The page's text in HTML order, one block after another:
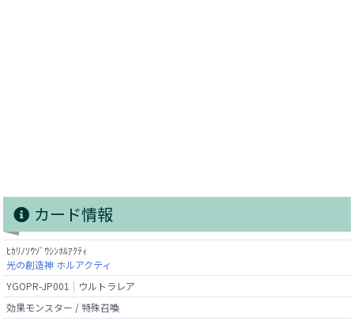
カード情報
ﾋｶﾘﾉｿｳｿﾞｳｼﾝﾎﾙｱｸﾃｨ
光の創造神 ホルアクティ
YGOPR-JP001
ウルトラレア
効果モンスター / 特殊召喚